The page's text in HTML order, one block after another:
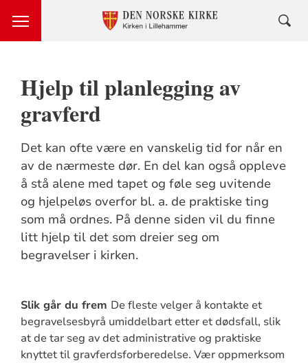
Hjelp til planlegging av
gravferd
Det kan ofte være en vanskelig tid for når en
av de nærmeste dør. En del kan også oppleve
å stå alene med tapet og føle seg uvitende
og hjelpeløs overfor bl. a. de praktiske ting
som må ordnes. På denne siden vil du finne
litt hjelp til det som dreier seg om
begravelser i kirken.
Slik går du frem De fleste velger å kontakte et
begravelsesbyrå umiddelbart etter et dødsfall, slik
at de tar seg av det administrative og praktiske
knyttet til gravferdsforberedelse. Vær oppmerksom